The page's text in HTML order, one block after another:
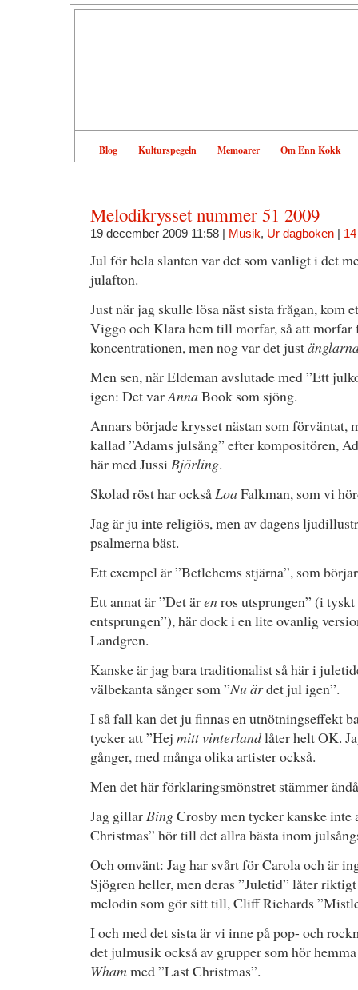
Blog Kulturspegeln Memoarer Om Enn Kokk
Melodikrysset nummer 51 2009
19 december 2009 11:58 | Musik, Ur dagboken|
Jul för hela slanten var det som vanligt i det
julafton.
Just när jag skulle lösa näst sista frågan, kom
Viggo och Klara hem till morfar, så att morfar
koncentrationen, men nog var det just
Men sen, när Eldeman avslutade med ”Ett
igen: Det varAnnaBook som sjöng.
Annars började krysset nästan som förväntat,
kallad ”Adams julsång” efter kompositören,
här med JussiBjörling.
Skolad röst har ocksåLoaFalkman, som vi
Jag är ju inte religiös, men av dagens
psalmerna bäst.
Ett exempel är ”Betlehems stjärna”, som
Ett annat är ”Det ärenros utsprungen” (i
entsprungen”), här dock i en lite ovanlig
Landgren.
Kanske är jag bara traditionalist så här i
välbekanta sånger som ”Nu ärdet jul igen”.
I så fall kan det ju finnas en utnötningseffekt
tycker att ”Hej mitt vinterlandlåter helt OK.
gånger, med många olika artister också.
Men det här förklaringsmönstret stämmer
Jag gillarBingCrosby men tycker kanske inte
Christmas” hör till det allra bästa inom
Och omvänt: Jag har svårt för Carola och är
Sjögren heller, men deras ”Juletid” låter
melodin som gör sitt till, Cliff Richards
I och med det sista är vi inne på pop- och
det julmusik också av grupper som hör
Whammed ”Last Christmas”.